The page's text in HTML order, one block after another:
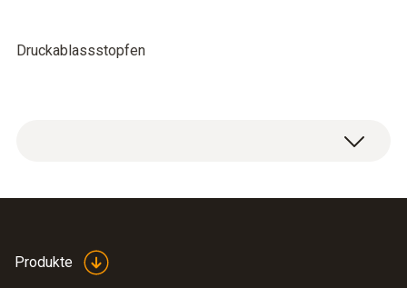
Druckablassstopfen
Produkte